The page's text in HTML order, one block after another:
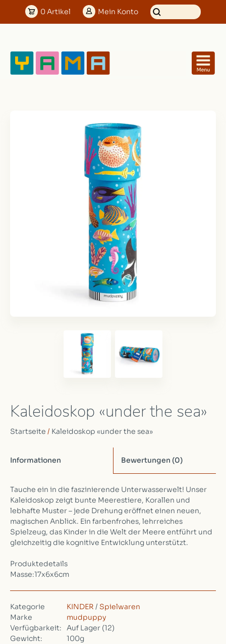
0Artikel Mein Konto
Kaleidoskop «under the sea»
Startseite / Kaleidoskop «under the sea»
Informationen Bewertungen (0)
Tauche ein in die faszinierende Unterwasserwelt! Unser
Kaleidoskop zeigt bunte Meerestiere, Korallen und
lebhafte Muster – jede Drehung eröffnet einen neuen,
magischen Anblick. Ein farbenfrohes, lehrreiches
Spielzeug, das Kinder in die Welt der Meere entführt und
gleichzeitig die kognitive Entwicklung unterstützt.
Produktedetails
Masse:17x6x6cm
Kategorie KINDER / Spielwaren
Marke
mudpuppy
Verfügbarkeit:
Auf Lager (12)
Gewicht:
100g